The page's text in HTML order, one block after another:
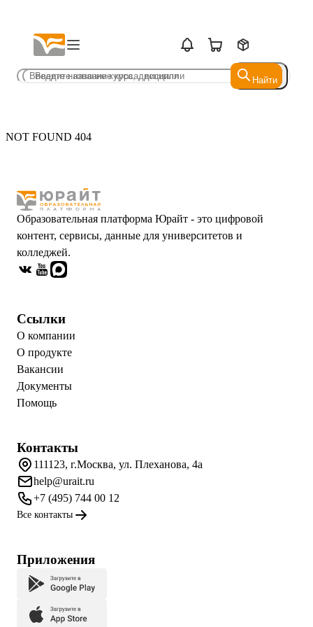
Найти
Найти
NOT FOUND 404
Образовательная платформа Юрайт - это цифровой
контент, сервисы, данные для университетов и
колледжей.
Ссылки
О компании
О продукте
Вакансии
Документы
Помощь
Контакты
111123, г.Москва, ул. Плеханова, 4а
help@urait.ru
+7 (495) 744 00 12
Все контакты
Приложения